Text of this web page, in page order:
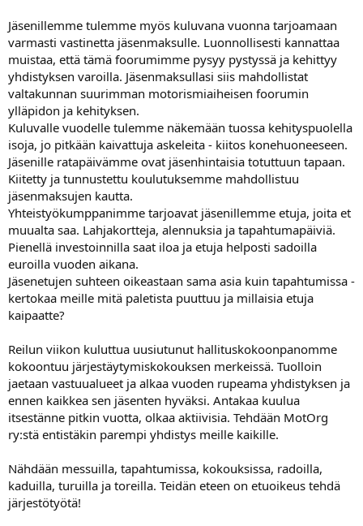
Jäsenillemme tulemme myös kuluvana vuonna tarjoamaan
varmasti vastinetta jäsenmaksulle. Luonnollisesti kannattaa
muistaa, että tämä foorumimme pysyy pystyssä ja kehittyy
yhdistyksen varoilla. Jäsenmaksullasi siis mahdollistat
valtakunnan suurimman motorismiaiheisen foorumin
ylläpidon ja kehityksen.
Kuluvalle vuodelle tulemme näkemään tuossa kehityspuolella
isoja, jo pitkään kaivattuja askeleita - kiitos konehuoneeseen.
Jäsenille ratapäivämme ovat jäsenhintaisia totuttuun tapaan.
Kiitetty ja tunnustettu koulutuksemme mahdollistuu
jäsenmaksujen kautta.
Yhteistyökumppanimme tarjoavat jäsenillemme etuja, joita et
muualta saa. Lahjakortteja, alennuksia ja tapahtumapäiviä.
Pienellä investoinnilla saat iloa ja etuja helposti sadoilla
euroilla vuoden aikana.
Jäsenetujen suhteen oikeastaan sama asia kuin tapahtumissa -
kertokaa meille mitä paletista puuttuu ja millaisia etuja
kaipaatte?
Reilun viikon kuluttua uusiutunut hallituskokoonpanomme
kokoontuu järjestäytymiskokouksen merkeissä. Tuolloin
jaetaan vastuualueet ja alkaa vuoden rupeama yhdistyksen ja
ennen kaikkea sen jäsenten hyväksi. Antakaa kuulua
itsestänne pitkin vuotta, olkaa aktiivisia. Tehdään MotOrg
ry:stä entistäkin parempi yhdistys meille kaikille.
Nähdään messuilla, tapahtumissa, kokouksissa, radoilla,
kaduilla, turuilla ja toreilla. Teidän eteen on etuoikeus tehdä
järjestötyötä!